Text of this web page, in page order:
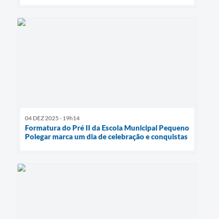
04 DEZ 2025 - 19h14
Formatura do Pré II da Escola Municipal Pequeno
Polegar marca um dia de celebração e conquistas